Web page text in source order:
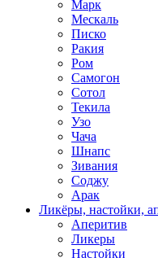
Марк
Мескаль
Писко
Ракия
Ром
Самогон
Сотол
Текила
Узо
Чача
Шнапс
Зивания
Соджу
Арак
Ликёры, настойки,
Аперитив
Ликеры
Настойки